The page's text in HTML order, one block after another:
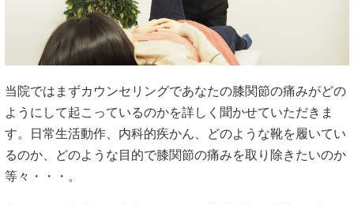
当院ではまずカウンセリングであなたの膝関節の痛みがどの
ようにして起こっているのかを詳しく聞かせていただきま
す。日常生活動作、内科的疾かん、どのような靴を履いてい
るのか、どのような目的で膝関節の痛みを取り除きたいのか
等々・・・。